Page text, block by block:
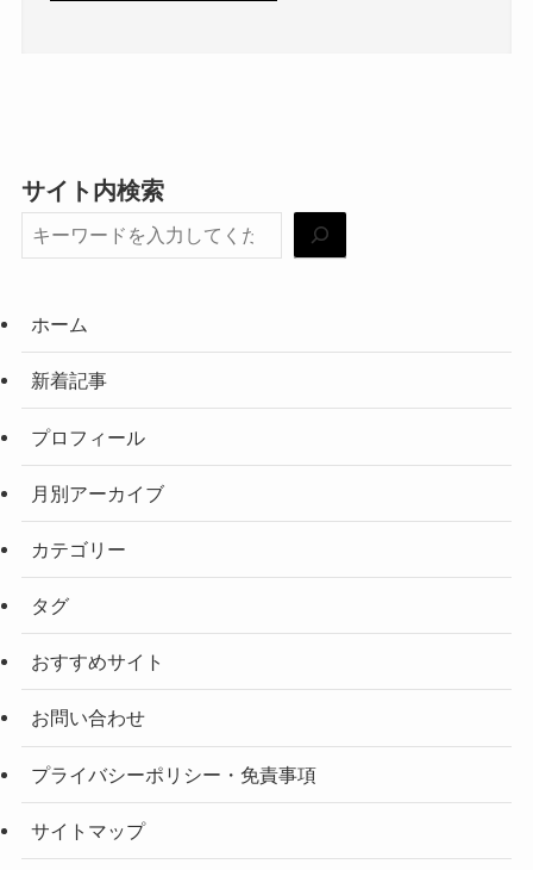
サイト内検索
ホーム
新着記事
プロフィール
月別アーカイブ
カテゴリー
タグ
おすすめサイト
お問い合わせ
プライバシーポリシー・免責事項
サイトマップ